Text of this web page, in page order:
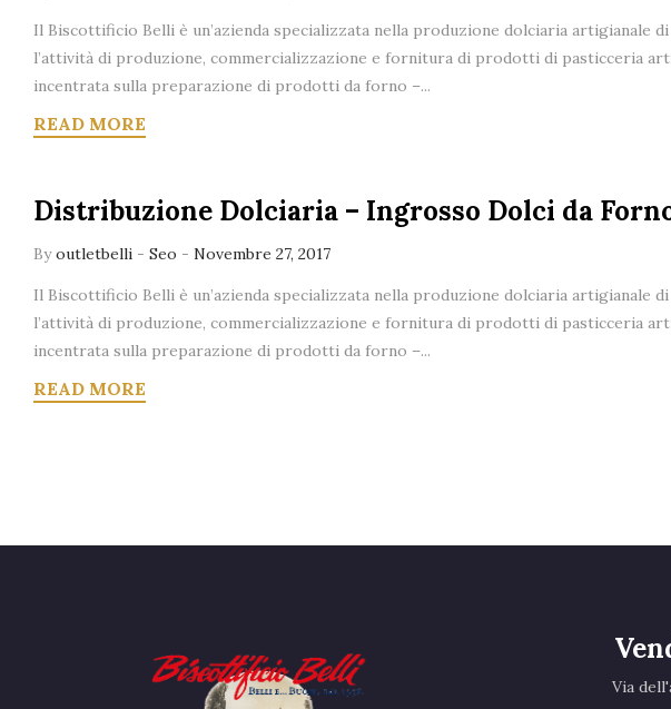
Il Biscottificio Belli è un’azienda specializzata nella produzione dolciaria artigianale
l’attività di produzione, commercializzazione e fornitura di prodotti di pasticceria
incentrata sulla preparazione di prodotti da forno –...
READ MORE
Distribuzione Dolciaria – Ingrosso Dolci da
Byoutletbelli - Seo - Novembre 27, 2017
Il Biscottificio Belli è un’azienda specializzata nella produzione dolciaria artigianale
l’attività di produzione, commercializzazione e fornitura di prodotti di pasticceria
incentrata sulla preparazione di prodotti da forno –...
READ MORE
Via